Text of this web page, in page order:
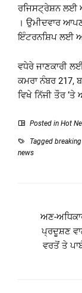
ਰਜਿਸਟ੍ਰੇਸ਼ਨ ਲਈ
। ਉਮੀਦਵਾਰ
ਇੰਟਰਨਸ਼ਿਪ ਲਈ
ਵਧੇਰੇ ਜਾਣਕਾਰੀ
ਕਮਰਾ ਨੰਬਰ 217,
ਵਿਖੇ ਨਿੱਜੀ ਤੌਰ
Posted in Hot
Tagged
news
ਅਣ-
ਪ੍ਰਦੂਸ਼ਣ
ਵਰਤੋਂ ਤੇ